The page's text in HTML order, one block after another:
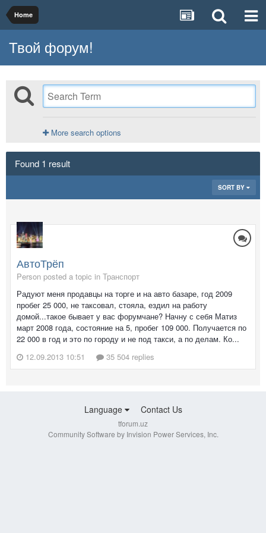
Home
Твой форум!
More search options
Found 1 result
SORT BY
АвтоТрёп
Person posted a topic in Транспорт
Радуют меня продавцы на торге и на авто базаре, год 2009
пробег 25 000, не таксовал, стояла, ездил на работу
домой...такое бывает у вас форумчане? Начну с себя Матиз
март 2008 года, состояние на 5, пробег 109 000. Получается по
22 000 в год и это по городу и не под такси, а по делам. Ко...
12.09.2013 10:51
35 504 replies
Language Contact Us
tforum.uz
Community Software by Invision Power Services, Inc.